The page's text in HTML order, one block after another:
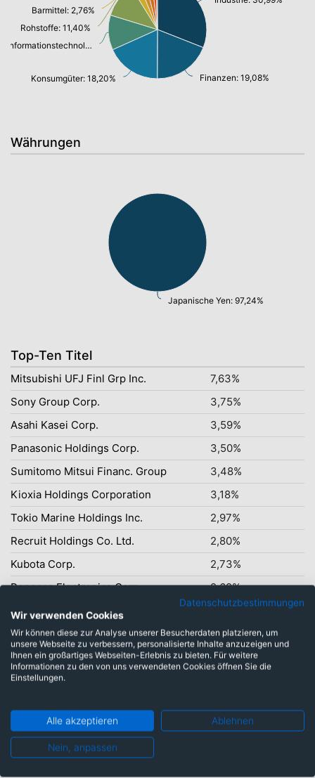
Finanzen: 19,08%
Konsumgüter: 18,20%
Informationstechnologie/ Telekommunikation: 11,48%
Rohstoffe: 11,40%
Barmittel: 2,76%
Währungen
Japanische Yen: 97,24%
Top-Ten Titel
Mitsubishi UFJ Finl Grp Inc.
7,63%
Sony Group Corp.
3,75%
Asahi Kasei Corp.
3,59%
Panasonic Holdings Corp.
3,50%
Sumitomo Mitsui Financ. Group
3,48%
Kioxia Holdings Corporation
3,18%
Tokio Marine Holdings Inc.
2,97%
Recruit Holdings Co. Ltd.
2,80%
Kubota Corp.
2,73%
Renesas Electronics Corp.
2,69%
Gleicher Fonds mit
19 Tranchen
Datenschutzbestimmungen
Wir verwenden Cookies
Wir können diese zur Analyse unserer Besucherdaten platzieren, um
unsere Webseite zu verbessern, personalisierte Inhalte anzuzeigen und
Ihnen ein großartiges Webseiten-Erlebnis zu bieten. Für weitere
Informationen zu den von uns verwendeten Cookies öffnen Sie die
Einstellungen.
Alle akzeptieren Ablehnen
Nein, anpassen